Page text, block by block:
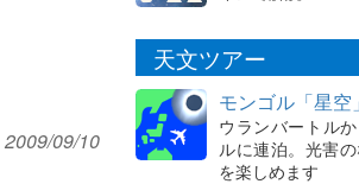
2009/09/10
天文ツアー
モンゴル「星
ウランバートル
ルに連泊。光害
を楽しめます